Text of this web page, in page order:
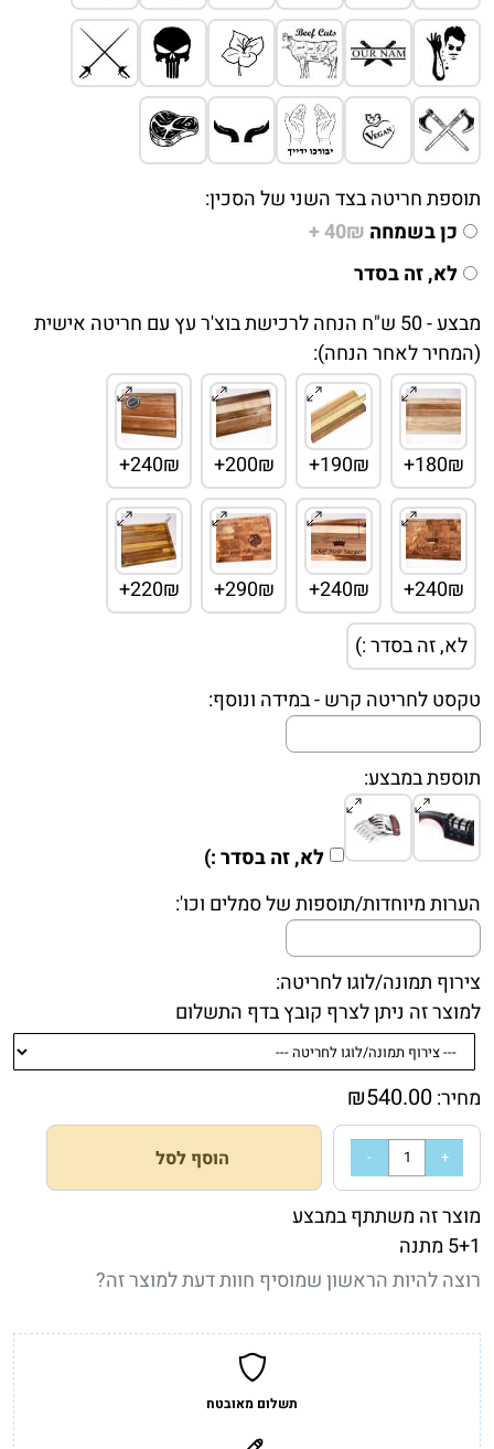
תוספת חריטה בצד השני של הסכין:
כן בשמחה 40₪ +
לא, זה בסדר
מבצע - 50 ש"ח הנחה לרכישת בוצ'ר עץ עם חריטה אישית
(המחיר לאחר הנחה):
180₪+
190₪+
200₪+
240₪+
240₪+
240₪+
290₪+
220₪+
לא, זה בסדר :)
טקסט לחריטה קרש - במידה ונוסף:
תוספת במבצע:
לא, זה בסדר :)
הערות מיוחדות/תוספות של סמלים וכו':
צירוף תמונה/לוגו לחריטה:
למוצר זה ניתן לצרף קובץ בדף התשלום
מחיר: ₪540.00
הוסף לסל
מוצר זה משתתף במבצע
5+1 מתנה
רוצה להיות הראשון שמוסיף חוות דעת למוצר זה?
תשלום מאובטח